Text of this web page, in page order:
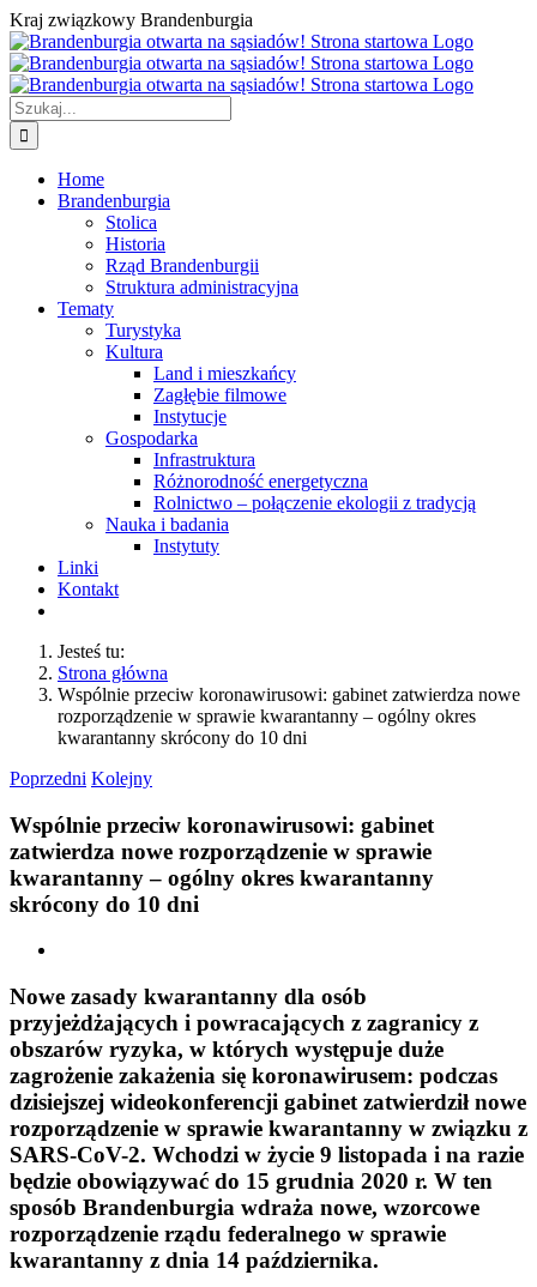
Przejdź
do
zawartości
Kraj związkowy Brandenburgia
Szukaj
Home
Brandenburgia
Stolica
Historia
Rząd Brandenburgii
Struktura administracyjna
Tematy
Turystyka
Kultura
Land i mieszkańcy
Zagłębie filmowe
Instytucje
Gospodarka
Infrastruktura
Różnorodność energetyczna
Rolnictwo – połączenie ekologii z tradycją
Nauka i badania
Instytuty
Linki
Kontakt
Jesteś tu:
Strona główna
Wspólnie przeciw koronawirusowi: gabinet zatwierdza nowe
rozporządzenie w sprawie kwarantanny – ogólny okres
kwarantanny skrócony do 10 dni
Poprzedni Kolejny
Wspólnie przeciw koronawirusowi: gabinet
zatwierdza nowe rozporządzenie w sprawie
kwarantanny – ogólny okres kwarantanny
skrócony do 10 dni
obrazek
Nowe zasady kwarantanny dla osób
przyjeżdżających i powracających z zagranicy z
obszarów ryzyka, w których występuje duże
zagrożenie zakażenia się koronawirusem: podczas
dzisiejszej wideokonferencji gabinet zatwierdził nowe
rozporządzenie w sprawie kwarantanny w związku z
SARS-CoV-2. Wchodzi w życie 9 listopada i na razie
będzie obowiązywać do 15 grudnia 2020 r. W ten
sposób Brandenburgia wdraża nowe, wzorcowe
rozporządzenie rządu federalnego w sprawie
kwarantanny z dnia 14 października.